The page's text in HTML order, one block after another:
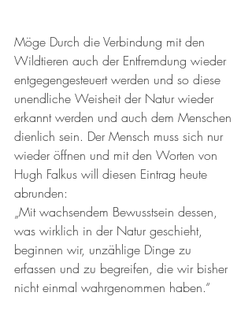
Möge Durch die Verbindung mit den
Wildtieren auch der Entfremdung wieder
entgegengesteuert werden und so diese
unendliche Weisheit der Natur wieder
erkannt werden und auch dem Menschen
dienlich sein. Der Mensch muss sich nur
wieder öffnen und mit den Worten von
Hugh Falkus will diesen Eintrag heute
abrunden:
„Mit wachsendem Bewusstsein dessen,
was wirklich in der Natur geschieht,
beginnen wir, unzählige Dinge zu
erfassen und zu begreifen, die wir bisher
nicht einmal wahrgenommen haben.“